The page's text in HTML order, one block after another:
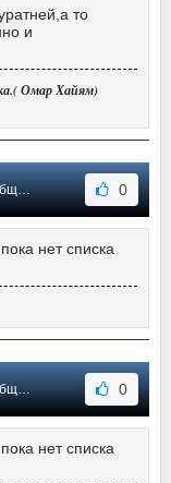
то
и
Омар Хайям)
0
нет списка
0
нет списка